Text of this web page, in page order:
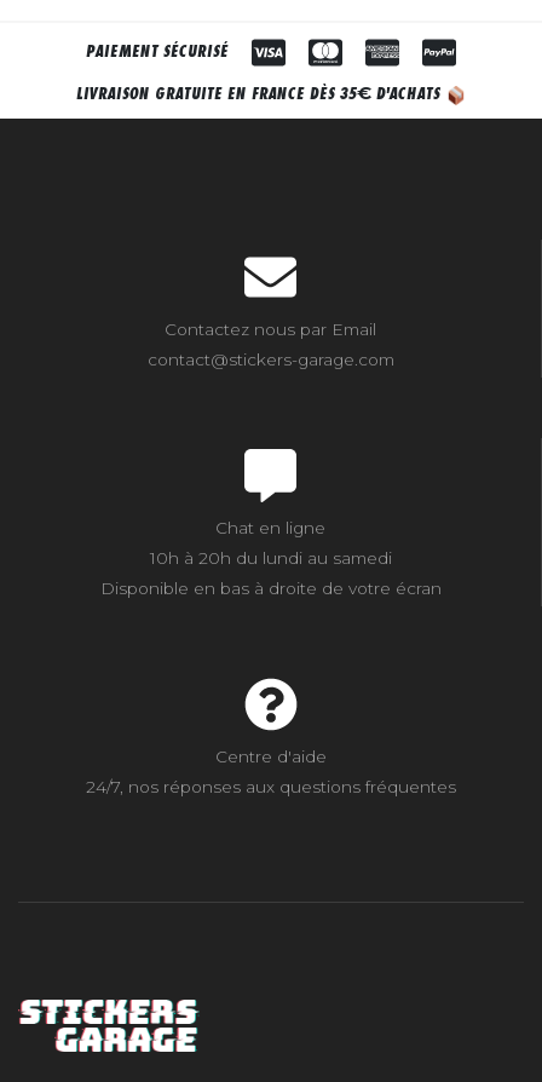
PAIEMENT SÉCURISÉ
LIVRAISON GRATUITE EN FRANCE DÈS 35€ D'ACHATS
Contactez nous par Email
contact@stickers-garage.com
Chat en ligne
10h à 20h du lundi au samedi
Disponible en bas à droite de votre écran
Centre d'aide
24/7, nos réponses aux questions fréquentes